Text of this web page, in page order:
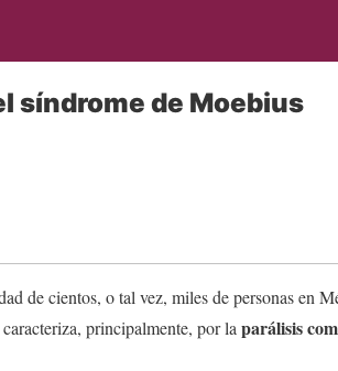
síndrome de Moebius
de cientos, o tal vez, miles de personas en
principalmente, por la parálisis